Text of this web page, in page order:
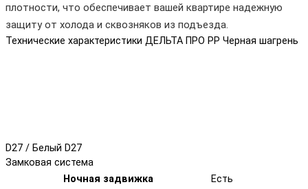
плотности, что обеспечивает вашей квартире надежную
защиту от холода и сквозняков из подъезда.
Технические характеристики ДЕЛЬТА ПРО PP Черная шагрень
D27 / Белый D27
Замковая система
Ночная задвижка
Есть